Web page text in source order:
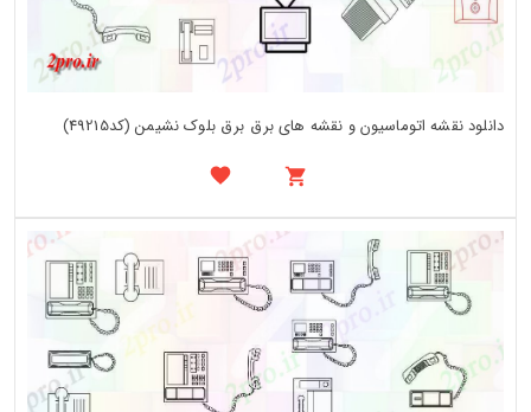
دانلود نقشه اتوماسیون و نقشه های برق برق بلوک نشیمن (کد49215)